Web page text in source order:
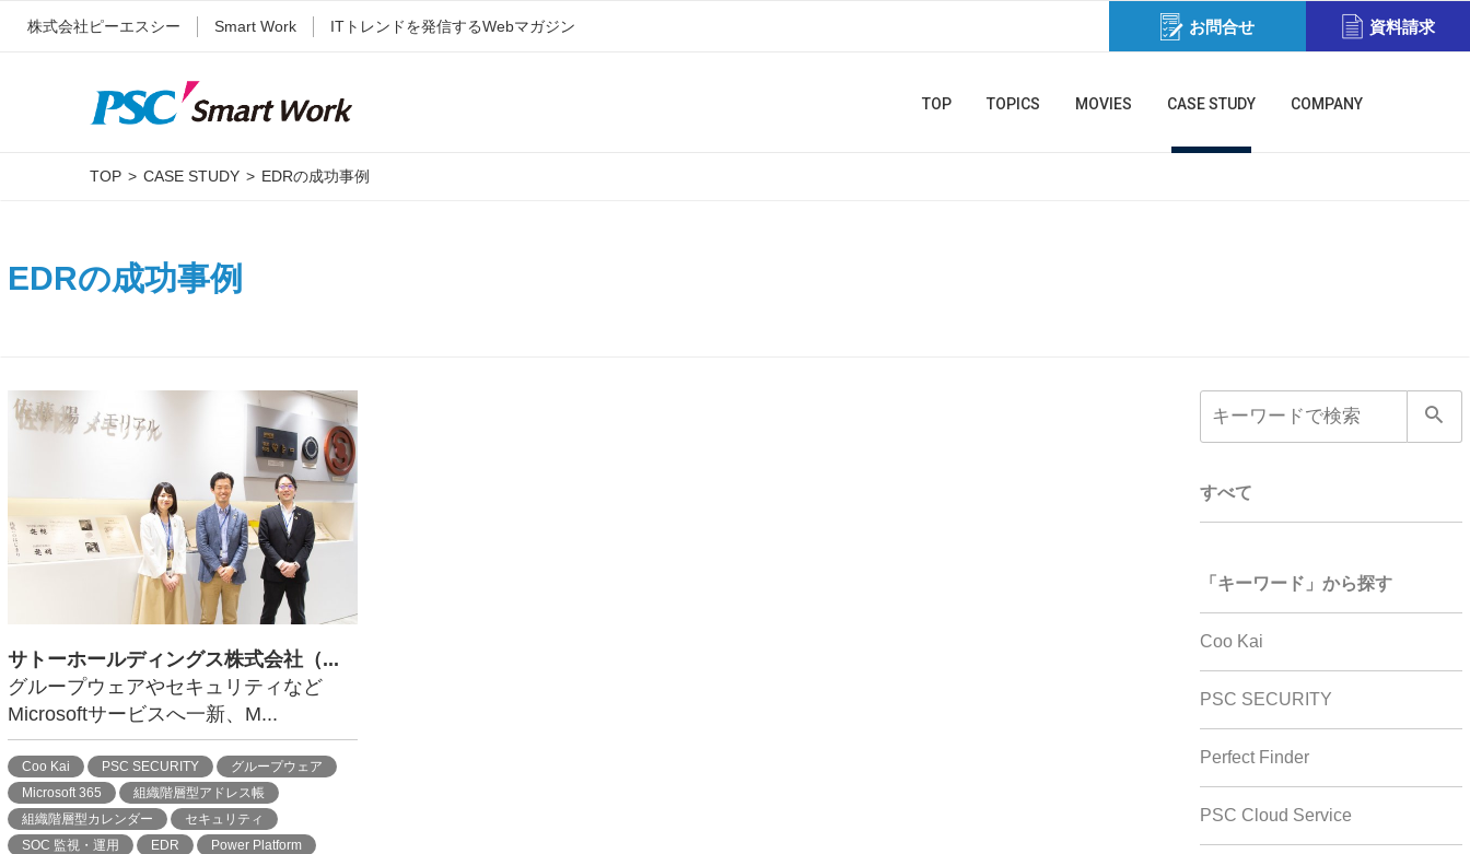
株式会社ピーエスシー Smart Work ITトレンドを発信するWebマガジン お問合せ 資料請求
TOP TOPICS MOVIES CASE STUDY COMPANY
TOP CASE STUDY EDRの成功事例
EDRの成功事例
サトーホールディングス株式会社（...
グループウェアやセキュリティなど
Microsoftサービスへ一新、M...
Coo Kai PSC SECURITY
グループウェア
Microsoft 365
組織階層型アドレス帳
組織階層型カレンダー
セキュリティ
SOC 監視・運用
EDR
Power Platform
すべて
「キーワード」から探す
Coo Kai
PSC SECURITY
Perfect Finder
PSC Cloud Service